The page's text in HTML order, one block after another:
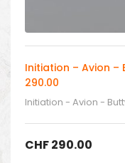
Initiation – Avion –
290.00
Initiation - Avion -
CHF290.00